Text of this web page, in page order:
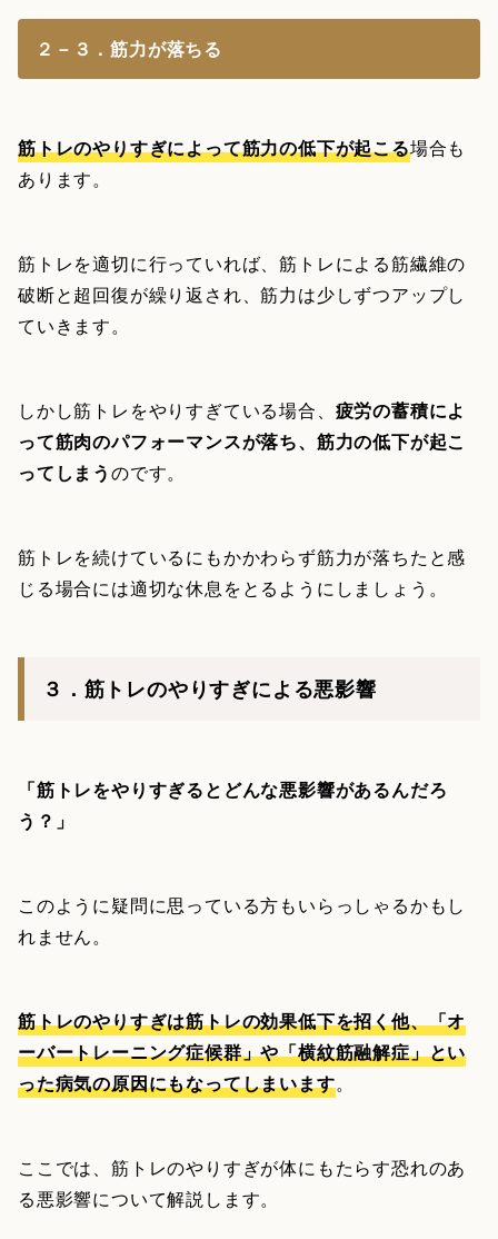
２－３．筋力が落ちる
筋トレのやりすぎによって筋力の低下が起こる場合も
あります。
筋トレを適切に行っていれば、筋トレによる筋繊維の
破断と超回復が繰り返され、筋力は少しずつアップし
ていきます。
しかし筋トレをやりすぎている場合、 疲労の蓄積によ
って筋肉のパフォーマンスが落ち、筋力の低下が起こ
ってしまうのです。
筋トレを続けているにもかかわらず筋力が落ちたと感
じる場合には適切な休息をとるようにしましょう。
３．筋トレのやりすぎによる悪影響
「筋トレをやりすぎるとどんな悪影響があるんだろ
う？」
このように疑問に思っている方もいらっしゃるかもし
れません。
筋トレのやりすぎは筋トレの効果低下を招く他、「オ
ーバートレーニング症候群」や「横紋筋融解症」とい
った病気の原因にもなってしまいます。
ここでは、筋トレのやりすぎが体にもたらす恐れのあ
る悪影響について解説します。